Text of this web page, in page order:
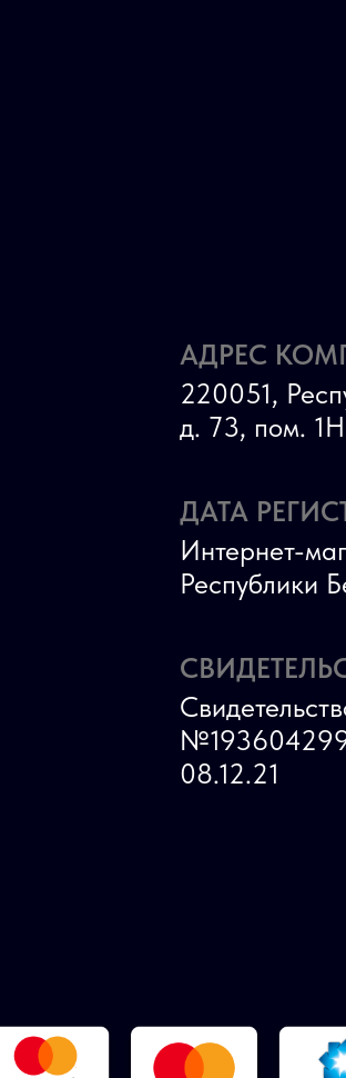
№193604299
08.12.21
ДАТА
Интернет-
Республики
АДРЕС
220051,
д. 73, пом. 1Н